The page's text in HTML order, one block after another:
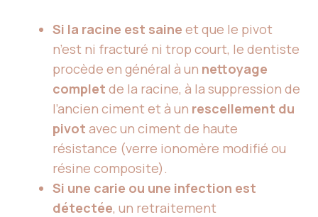
Si la racine est saine et que le pivot
n’est ni fracturé ni trop court, le dentiste
procède en général à un nettoyage
complet de la racine, à la suppression de
l’ancien ciment et à un rescellement du
pivot avec un ciment de haute
résistance (verre ionomère modifié ou
résine composite).
Si une carie ou une infection est
détectée, un retraitement